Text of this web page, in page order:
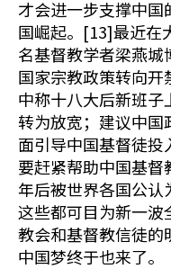
才会进一步支撑中
国崛起。[13]最近在
名基督教学者梁燕城
国家宗教政策转向
中称十八大后新班
转为放宽；建议中
面引导中国基督徒
要赶紧帮助中国基
年后被世界各国公
这些都可目为新一波
教会和基督教信徒的
中国梦终于也来了。